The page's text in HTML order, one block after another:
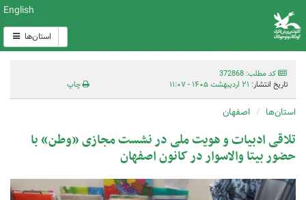
English
استان‌ها
کد مطلب: 372868
تاریخ انتشار: ۲۱ اردیبهشت ۱۴۰۵ - ۱۱:۰۷ چاپ
استان‌ها اصفهان
تلاقی ادبیات و هویت ملی در نشست مجازی «وطن» با
حضور بیتا والاسوار در کانون اصفهان